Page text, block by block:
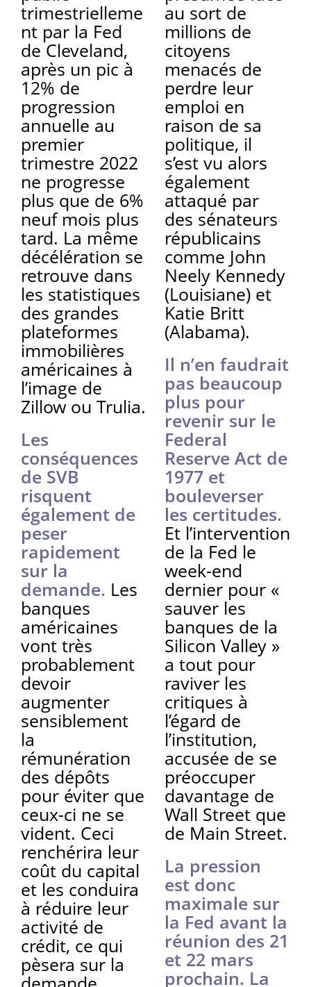
trimestrielleme
nt par la Fed
de Cleveland,
après un pic à
12% de
progression
annuelle au
premier
trimestre 2022
ne progresse
plus que de 6%
neuf mois plus
tard. La même
décélération se
retrouve dans
les statistiques
des grandes
plateformes
immobilières
américaines à
l’image de
Zillow ou Trulia.
Les
conséquences
de SVB
risquent
également de
peser
rapidement
sur la
demande. Les
banques
américaines
vont très
probablement
devoir
augmenter
sensiblement
la
rémunération
des dépôts
pour éviter que
ceux-ci ne se
vident. Ceci
renchérira leur
coût du capital
et les conduira
à réduire leur
activité de
crédit, ce qui
pèsera sur la
au sort de
millions de
citoyens
menacés de
perdre leur
emploi en
raison de sa
politique, il
s’est vu alors
également
attaqué par
des sénateurs
républicains
comme John
Neely Kennedy
(Louisiane) et
Katie Britt
(Alabama).
Il n’en faudrait
pas beaucoup
plus pour
revenir sur le
Federal
Reserve Act de
1977 et
bouleverser
les certitudes.
Et l’intervention
de la Fed le
week-end
dernier pour «
sauver les
banques de la
Silicon Valley »
a tout pour
raviver les
critiques à
l’égard de
l’institution,
accusée de se
préoccuper
davantage de
Wall Street que
de Main Street.
La pression
est donc
maximale sur
la Fed avant la
réunion des 21
et 22 mars
prochain. La